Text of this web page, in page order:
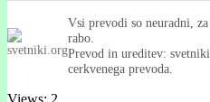
Vsi prevodi so neuradni,
rabo.
Prevod in ureditev:
cerkvenega prevoda.
Views: 2